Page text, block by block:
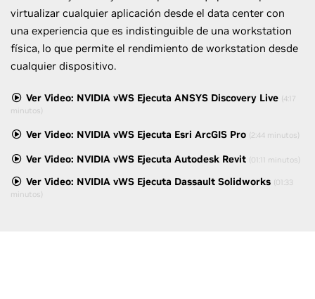
virtualizar cualquier aplicación desde el data center con
una experiencia que es indistinguible de una workstation
física, lo que permite el rendimiento de workstation desde
cualquier dispositivo.
Ver Video: NVIDIA vWS Ejecuta ANSYS Discovery Live (4:17
minutos)
Ver Video: NVIDIA vWS Ejecuta Esri ArcGIS Pro (2:44 minutos)
Ver Video: NVIDIA vWS Ejecuta Autodesk Revit (01:11 minutos)
Ver Video: NVIDIA vWS Ejecuta Dassault Solidworks (01:33
minutos)